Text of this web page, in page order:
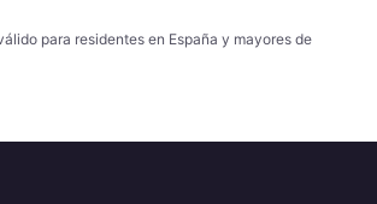
para residentes en España y mayores de